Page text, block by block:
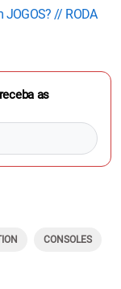
// RODA
as
CONSOLES